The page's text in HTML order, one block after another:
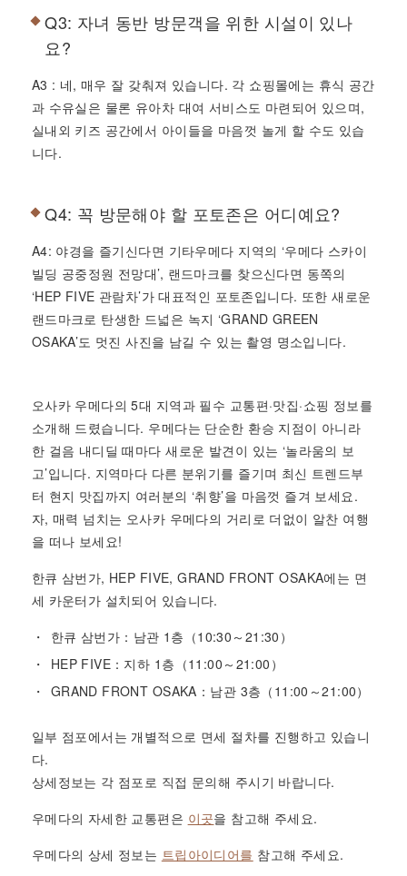
Q3: 자녀 동반 방문객을 위한 시설이 있나
요?
A3 : 네, 매우 잘 갖춰져 있습니다. 각 쇼핑몰에는 휴식 공간
과 수유실은 물론 유아차 대여 서비스도 마련되어 있으며,
실내외 키즈 공간에서 아이들을 마음껏 놀게 할 수도 있습
니다.
Q4: 꼭 방문해야 할 포토존은 어디예요?
A4: 야경을 즐기신다면 기타우메다 지역의 ‘우메다 스카이
빌딩 공중정원 전망대’, 랜드마크를 찾으신다면 동쪽의
‘HEP FIVE 관람차’가 대표적인 포토존입니다. 또한 새로운
랜드마크로 탄생한 드넓은 녹지 ‘GRAND GREEN
OSAKA’도 멋진 사진을 남길 수 있는 촬영 명소입니다.
오사카 우메다의 5대 지역과 필수 교통편·맛집·쇼핑 정보를
소개해 드렸습니다. 우메다는 단순한 환승 지점이 아니라
한 걸음 내디딜 때마다 새로운 발견이 있는 ‘놀라움의 보
고’입니다. 지역마다 다른 분위기를 즐기며 최신 트렌드부
터 현지 맛집까지 여러분의 ‘취향’을 마음껏 즐겨 보세요.
자, 매력 넘치는 오사카 우메다의 거리로 더없이 알찬 여행
을 떠나 보세요!
한큐 삼번가, HEP FIVE, GRAND FRONT OSAKA에는 면
세 카운터가 설치되어 있습니다.
한큐 삼번가：남관 1층（10:30～21:30）
HEP FIVE：지하 1층（11:00～21:00）
GRAND FRONT OSAKA：남관 3층（11:00～21:00）
일부 점포에서는 개별적으로 면세 절차를 진행하고 있습니
다.
상세정보는 각 점포로 직접 문의해 주시기 바랍니다.
우메다의 자세한 교통편은 이곳을 참고해 주세요.
우메다의 상세 정보는 트립아이디어를 참고해 주세요.